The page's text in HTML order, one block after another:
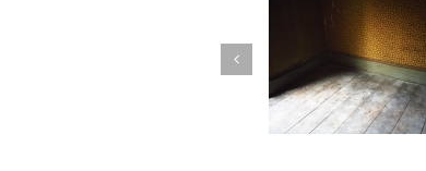
Autant parler au vent #001
Autant parler